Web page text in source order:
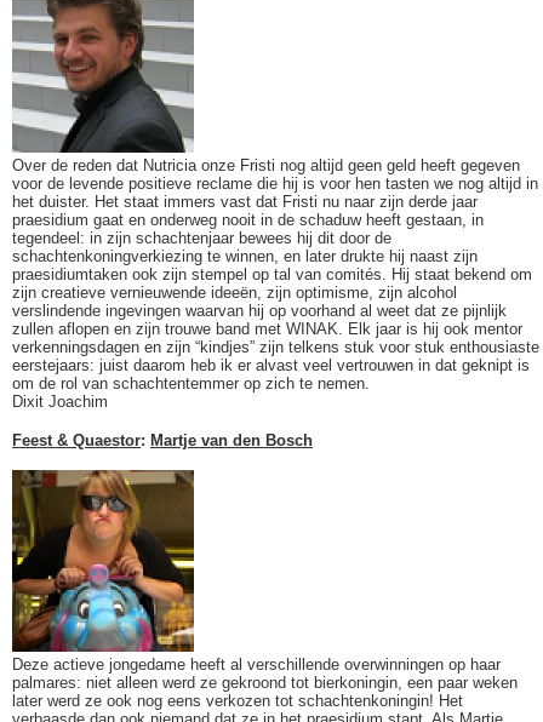
Over de reden dat Nutricia onze Fristi nog altijd geen geld heeft gegeven
voor de levende positieve reclame die hij is voor hen tasten we nog altijd in
het duister. Het staat immers vast dat Fristi nu naar zijn derde jaar
praesidium gaat en onderweg nooit in de schaduw heeft gestaan, in
tegendeel: in zijn schachtenjaar bewees hij dit door de
schachtenkoningverkiezing te winnen, en later drukte hij naast zijn
praesidiumtaken ook zijn stempel op tal van comités. Hij staat bekend om
zijn creatieve vernieuwende ideeën, zijn optimisme, zijn alcohol
verslindende ingevingen waarvan hij op voorhand al weet dat ze pijnlijk
zullen aflopen en zijn trouwe band met WINAK. Elk jaar is hij ook mentor
verkenningsdagen en zijn “kindjes” zijn telkens stuk voor stuk enthousiaste
eerstejaars: juist daarom heb ik er alvast veel vertrouwen in dat geknipt is
om de rol van schachtentemmer op zich te nemen.
Dixit Joachim
Feest & Quaestor: Martje van den Bosch
Deze actieve jongedame heeft al verschillende overwinningen op haar
palmares: niet alleen werd ze gekroond tot bierkoningin, een paar weken
later werd ze ook nog eens verkozen tot schachtenkoningin! Het